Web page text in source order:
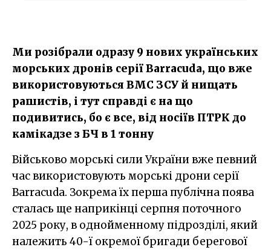
Ми розібрали одразу 9 нових українських
морських дронів серії Barracuda, що вже
використовуються ВМС ЗСУ й нищать
рашистів, і тут справді є на що
подивитись, бо є все, від носіїв ПТРК до
камікадзе з БЧ в 1 тонну
Військово морські сили України вже певний
час використовують морські дрони серії
Barracuda. Зокрема їх перша публічна поява
сталась ще наприкінці серпня поточного
2025 року, в однойменному підрозділі, який
належить 40-ї окремої бригади берегової